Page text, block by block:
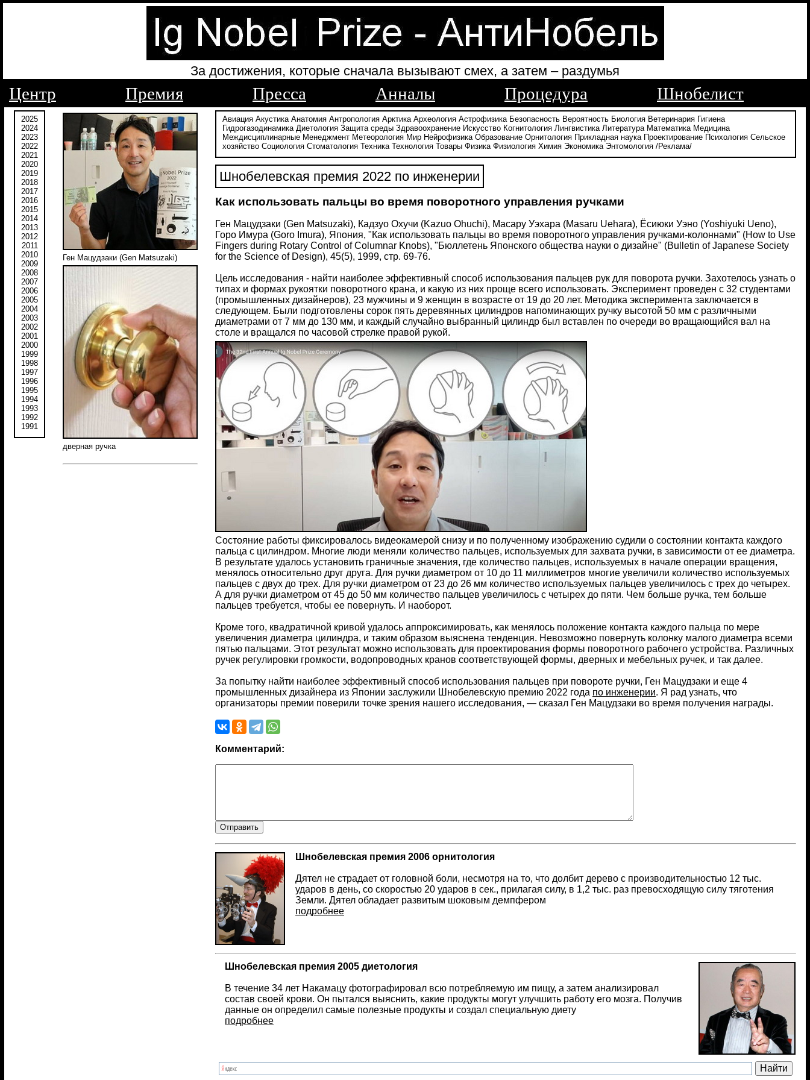
За достижения, которые сначала вызывают смех, а затем – раздумья
Центр Премия Пресса Анналы Процедура Шнобелист
2025
2024
2023
2022
2021
2020
2019
2018
2017
2016
2015
2014
2013
2012
2011
2010
2009
2008
2007
2006
2005
2004
2003
2002
2001
2000
1999
1998
1997
1996
1995
1994
1993
1992
1991
Ген Мацудзаки (Gen Matsuzaki)
дверная ручка
Авиация Акустика Анатомия Антропология Арктика Археология Астрофизика Безопасность Вероятность Биология Ветеринария Гигиена
Гидрогазодинамика Диетология Защита среды Здравоохранение Искусство Когнитология Лингвистика Литература Математика Медицина
Междисциплинарные Менеджмент Метеорология Мир Нейрофизика Образование Орнитология Прикладная наука Проектирование Психология Сельское
хозяйство Социология Стоматология Техника Технология Товары Физика Физиология Химия Экономика Энтомология /Реклама/
Шнобелевская премия 2022 по инженерии
Как использовать пальцы во время поворотного управления ручками
Ген Мацудзаки (Gen Matsuzaki), Кадзуо Охучи (Kazuo Ohuchi), Масару Уэхара (Masaru Uehara), Ёсиюки Уэно (Yoshiyuki Ueno),
Горо Имура (Goro Imura), Япония, "Как использовать пальцы во время поворотного управления ручками-колоннами" (How to Use
Fingers during Rotary Control of Columnar Knobs), "Бюллетень Японского общества науки о дизайне" (Bulletin of Japanese Society
for the Science of Design), 45(5), 1999, стр. 69-76.
Цель исследования - найти наиболее эффективный способ использования пальцев рук для поворота ручки. Захотелось узнать о
типах и формах рукоятки поворотного крана, и какую из них проще всего использовать. Эксперимент проведен с 32 студентами
(промышленных дизайнеров), 23 мужчины и 9 женщин в возрасте от 19 до 20 лет. Методика эксперимента заключается в
следующем. Были подготовлены сорок пять деревянных цилиндров напоминающих ручку высотой 50 мм с различными
диаметрами от 7 мм до 130 мм, и каждый случайно выбранный цилиндр был вставлен по очереди во вращающийся вал на
столе и вращался по часовой стрелке правой рукой.
Состояние работы фиксировалось видеокамерой снизу и по полученному изображению судили о состоянии контакта каждого
пальца с цилиндром. Многие люди меняли количество пальцев, используемых для захвата ручки, в зависимости от ее диаметра.
В результате удалось установить граничные значения, где количество пальцев, используемых в начале операции вращения,
менялось относительно друг друга. Для ручки диаметром от 10 до 11 миллиметров многие увеличили количество используемых
пальцев с двух до трех. Для ручки диаметром от 23 до 26 мм количество используемых пальцев увеличилось с трех до четырех.
А для ручки диаметром от 45 до 50 мм количество пальцев увеличилось с четырех до пяти. Чем больше ручка, тем больше
пальцев требуется, чтобы ее повернуть. И наоборот.
Кроме того, квадратичной кривой удалось аппроксимировать, как менялось положение контакта каждого пальца по мере
увеличения диаметра цилиндра, и таким образом выяснена тенденция. Невозможно повернуть колонку малого диаметра всеми
пятью пальцами. Этот результат можно использовать для проектирования формы поворотного рабочего устройства. Различных
ручек регулировки громкости, водопроводных кранов соответствующей формы, дверных и мебельных ручек, и так далее.
За попытку найти наиболее эффективный способ использования пальцев при повороте ручки, Ген Мацудзаки и еще 4
промышленных дизайнера из Японии заслужили Шнобелевскую премию 2022 года по инженерии. Я рад узнать, что
организаторы премии поверили точке зрения нашего исследования, — сказал Ген Мацудзаки во время получения награды.
Комментарий:
Шнобелевская премия 2006 орнитология
Дятел не страдает от головной боли, несмотря на то, что долбит дерево с производительностью 12 тыс.
ударов в день, со скоростью 20 ударов в сек., прилагая силу, в 1,2 тыс. раз превосходящую силу тяготения
Земли. Дятел обладает развитым шоковым демпфером
подробнее
Шнобелевская премия 2005 диетология
В течение 34 лет Накамацу фотографировал всю потребляемую им пищу, а затем анализировал
состав своей крови. Он пытался выяснить, какие продукты могут улучшить работу его мозга. Получив
данные он определил самые полезные продукты и создал специальную диету
подробнее